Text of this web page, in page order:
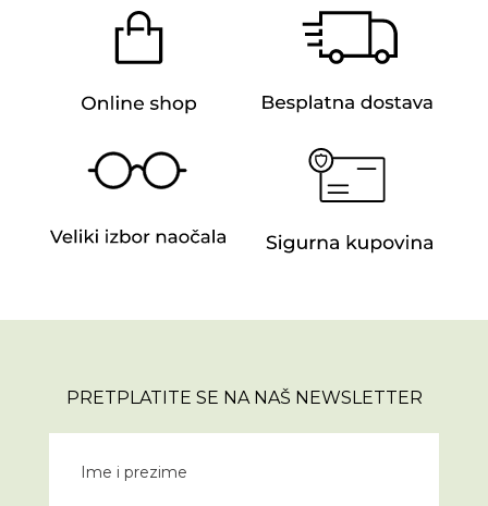
PRETPLATITE SE NA NAŠ NEWSLETTER